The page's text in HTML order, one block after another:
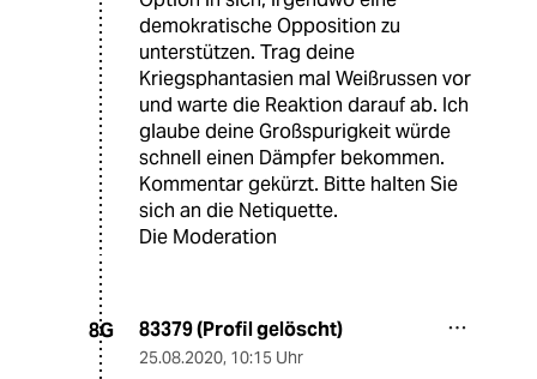
demokratische Opposition zu
unterstützen. Trag deine
Kriegsphantasien mal Weißrussen vor
und warte die Reaktion darauf ab. Ich
glaube deine Großspurigkeit würde
schnell einen Dämpfer bekommen.
Kommentar gekürzt. Bitte halten Sie
sich an die Netiquette.
Die Moderation
8G 83379 (Profil gelöscht)
25.08.2020, 10:15 Uhr